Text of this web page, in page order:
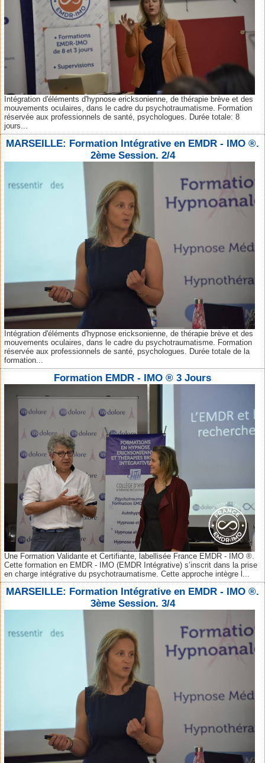
Intégration d'éléments d'hypnose ericksonienne, de thérapie brève et des
mouvements oculaires, dans le cadre du psychotraumatisme. Formation
réservée aux professionnels de santé, psychologues. Durée totale: 8
jours...
MARSEILLE: Formation Intégrative en EMDR - IMO ®.
2ème Session. 2/4
Intégration d'éléments d'hypnose ericksonienne, de thérapie brève et des
mouvements oculaires, dans le cadre du psychotraumatisme. Formation
réservée aux professionnels de santé, psychologues. Durée totale de la
formation...
Formation EMDR - IMO ® 3 Jours
Une Formation Validante et Certifiante, labellisée France EMDR - IMO ®.
Cette formation en EMDR - IMO (EMDR Intégrative) s’inscrit dans la prise
en charge intégrative du psychotraumatisme. Cette approche intègre l...
MARSEILLE: Formation Intégrative en EMDR - IMO ®.
3ème Session. 3/4